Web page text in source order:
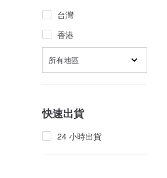
台灣
香港
所有地區
快速出貨
24 小時出貨